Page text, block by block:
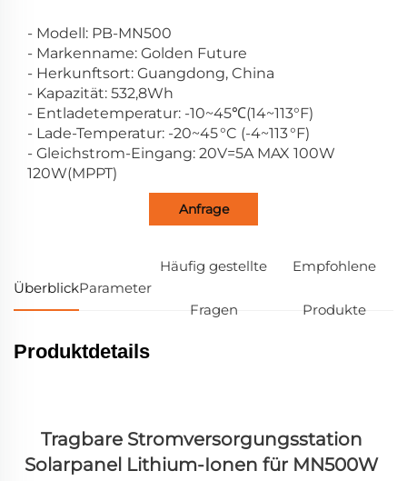
- Modell: PB-MN500
- Markenname: Golden Future
- Herkunftsort: Guangdong, China
- Kapazität: 532,8Wh
- Entladetemperatur: -10~45℃(14~113°F)
- Lade-Temperatur: -20~45 °C (-4~113 °F)
- Gleichstrom-Eingang: 20V=5A MAX 100W
120W(MPPT)
Anfrage
ÜberblickParameter
Häufig gestellte
Fragen
Empfohlene
Produkte
Produktdetails
Tragbare Stromversorgungsstation
Solarpanel Lithium-Ionen für MN500W